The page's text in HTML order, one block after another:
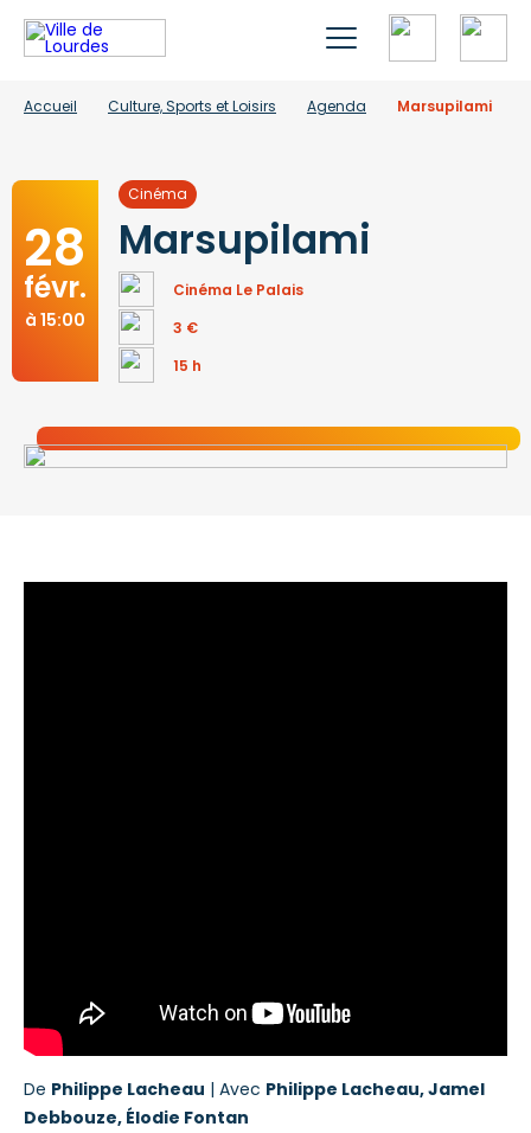
Accueil Culture, Sports et Loisirs Agenda Marsupilami
28
févr.
à 15:00
Cinéma
Marsupilami
Cinéma Le Palais
3 €
15 h
De Philippe Lacheau | Avec Philippe Lacheau, Jamel
Debbouze, Élodie Fontan